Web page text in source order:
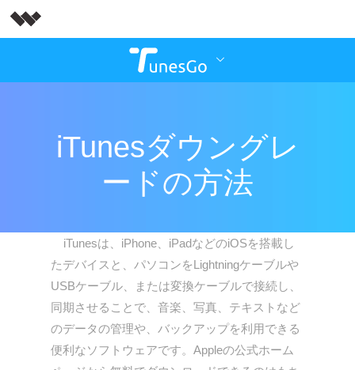
iTunesダウングレ
ードの方法
iTunesは、iPhone、iPadなどのiOSを搭載し
たデバイスと、パソコンをLightningケーブルや
USBケーブル、または変換ケーブルで接続し、
同期させることで、音楽、写真、テキストなど
のデータの管理や、バックアップを利用できる
便利なソフトウェアです。Appleの公式ホーム